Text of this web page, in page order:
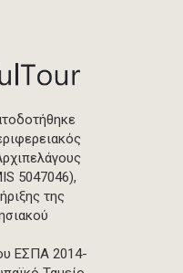
5047046),
της
ΕΣΠΑ 2014-